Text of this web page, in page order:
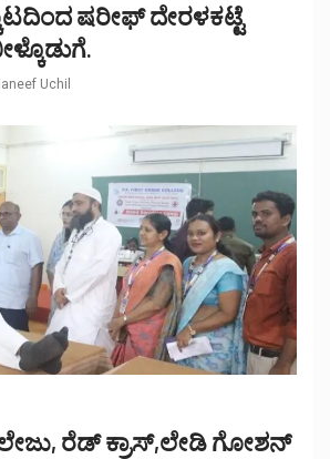
ಷರೀಫ್ ದೇರಳಕಟ್ಟೆ
Uchil
ರೆಡ್ ಕ್ರಾಸ್,ಲೇಡಿ ಗೋಶನ್